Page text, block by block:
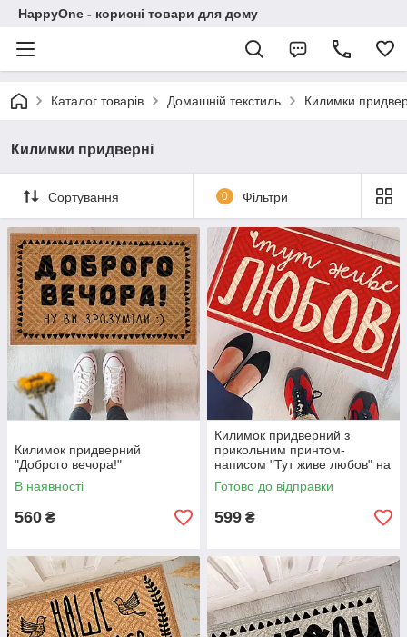
HappyOne - корисні товари для дому
Каталог товарів Домашній текстиль Килимки
Килимки придверні
Сортування 0 Фільтри
Килимок придверний
"Доброго вечора!"
В наявності
560 ₴
Килимок придверний з
прикольним принтом-
написом "Тут живе любов" на
гумовій основі
Готово до відправки
599 ₴